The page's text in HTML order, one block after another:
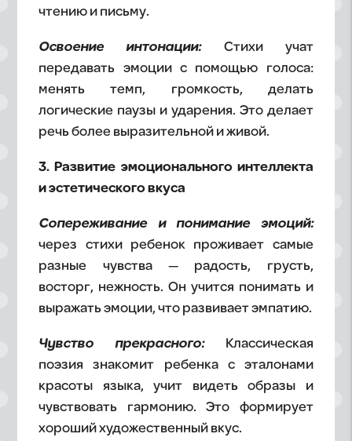
чтению и письму.
Освоение интонации: Стихи учат
передавать эмоции с помощью голоса:
менять темп, громкость, делать
логические паузы и ударения. Это делает
речь более выразительной и живой.
3. Развитие эмоционального интеллекта
и эстетического вкуса
Сопереживание и понимание эмоций:
через стихи ребенок проживает самые
разные чувства — радость, грусть,
восторг, нежность. Он учится понимать и
выражать эмоции, что развивает эмпатию.
Чувство прекрасного: Классическая
поэзия знакомит ребенка с эталонами
красоты языка, учит видеть образы и
чувствовать гармонию. Это формирует
хороший художественный вкус.